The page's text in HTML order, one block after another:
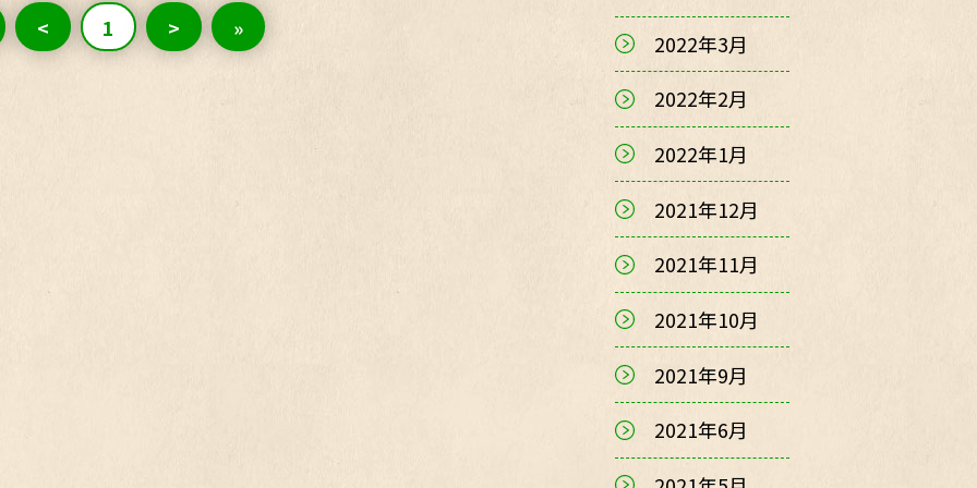
< 1 > »
2022年3月
2022年2月
2022年1月
2021年12月
2021年11月
2021年10月
2021年9月
2021年6月